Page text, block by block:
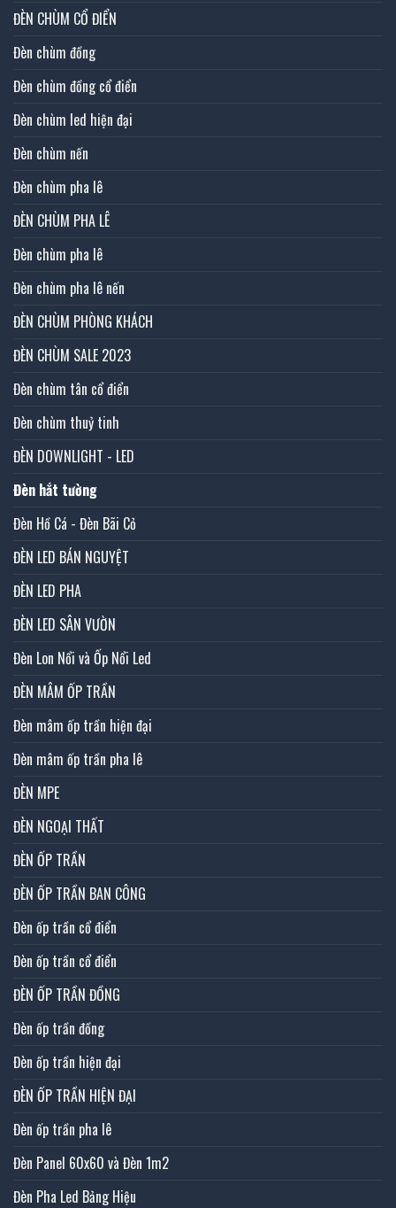
ĐÈN CHÙM CỔ ĐIỂN
Đèn chùm đồng
Đèn chùm đồng cổ điển
Đèn chùm led hiện đại
Đèn chùm nến
Đèn chùm pha lê
ĐÈN CHÙM PHA LÊ
Đèn chùm pha lê
Đèn chùm pha lê nến
ĐÈN CHÙM PHÒNG KHÁCH
ĐÈN CHÙM SALE 2023
Đèn chùm tân cổ điển
Đèn chùm thuỷ tinh
ĐÈN DOWNLIGHT - LED
Đèn hắt tường
Đèn Hồ Cá - Đèn Bãi Cỏ
ĐÈN LED BÁN NGUYỆT
ĐÈN LED PHA
ĐÈN LED SÂN VƯỜN
Đèn Lon Nổi và Ốp Nổi Led
ĐÈN MÂM ỐP TRẦN
Đèn mâm ốp trần hiện đại
Đèn mâm ốp trần pha lê
ĐÈN MPE
ĐÈN NGOẠI THẤT
ĐÈN ỐP TRẦN
ĐÈN ỐP TRẦN BAN CÔNG
Đèn ốp trần cổ điển
Đèn ốp trần cổ điển
ĐÈN ỐP TRẦN ĐỒNG
Đèn ốp trần đồng
Đèn ốp trần hiện đại
ĐÈN ỐP TRẦN HIỆN ĐẠI
Đèn ốp trần pha lê
Đèn Panel 60x60 và Đèn 1m2
Đèn Pha Led Bảng Hiệu